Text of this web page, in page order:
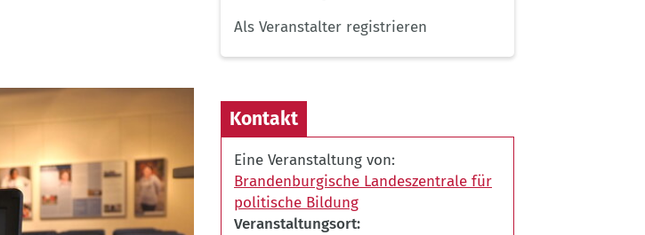
Als Veranstalter registrieren
Kontakt
Eine Veranstaltung von:
Brandenburgische Landeszentrale für
politische Bildung
Veranstaltungsort